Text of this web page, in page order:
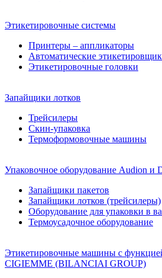
Этикетировочные системы
Принтеры – аппликаторы
Автоматические
Этикетировочные головки
Запайщики лотков
Трейсилеры
Скин-упаковка
Термоформовочные машины
Упаковочное оборудование Audion и
Запайщики пакетов
Запайщики лотков (трейсилеры)
Оборудование для упаковки в
Термоусадочное оборудование
Этикетировочные машины с
CIGIEMME (BILANCIAI GROUP)